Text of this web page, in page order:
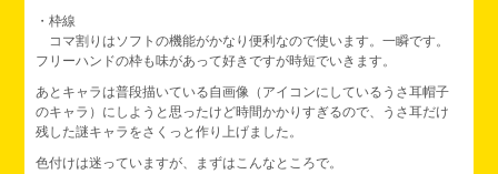
・枠線
コマ割りはソフトの機能がかなり便利なので使います。一瞬です。
フリーハンドの枠も味があって好きですが時短でいきます。
あとキャラは普段描いている自画像（アイコンにしているうさ耳帽子
のキャラ）にしようと思ったけど時間かかりすぎるので、うさ耳だけ
残した謎キャラをさくっと作り上げました。
色付けは迷っていますが、まずはこんなところで。